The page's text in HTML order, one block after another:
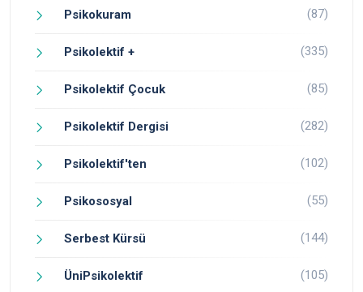
Psikokuram (87)
Psikolektif + (335)
Psikolektif Çocuk (85)
Psikolektif Dergisi (282)
Psikolektif'ten (102)
Psikososyal (55)
Serbest Kürsü (144)
ÜniPsikolektif (105)